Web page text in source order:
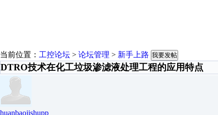
当前位置： 工控论坛 > 论坛管理 > 新手上路 我要发帖
DTRO技术在化工垃圾渗滤液处理工程的应用特点
huanbaojishupp